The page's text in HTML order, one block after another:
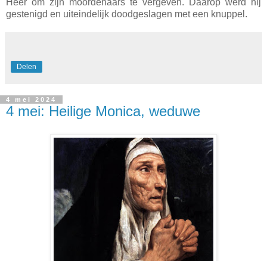
Heer om zijn moordenaars te vergeven. Daarop werd hij
gestenigd en uiteindelijk doodgeslagen met een knuppel.
Delen
4 mei 2024
4 mei: Heilige Monica, weduwe